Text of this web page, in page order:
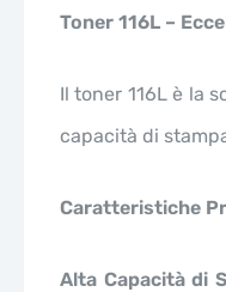
Toner 116L –
Il toner 116L è la
capacità di
Caratteristiche
Alta Capacità di